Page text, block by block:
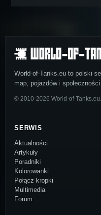
World-of-Tanks.eu to polski
map, pojazdów i
© 2010-2026 World-of-
SERWIS
Aktualności
Artykuły
Poradniki
Kolorowanki
Połącz kropki
Multimedia
Forum